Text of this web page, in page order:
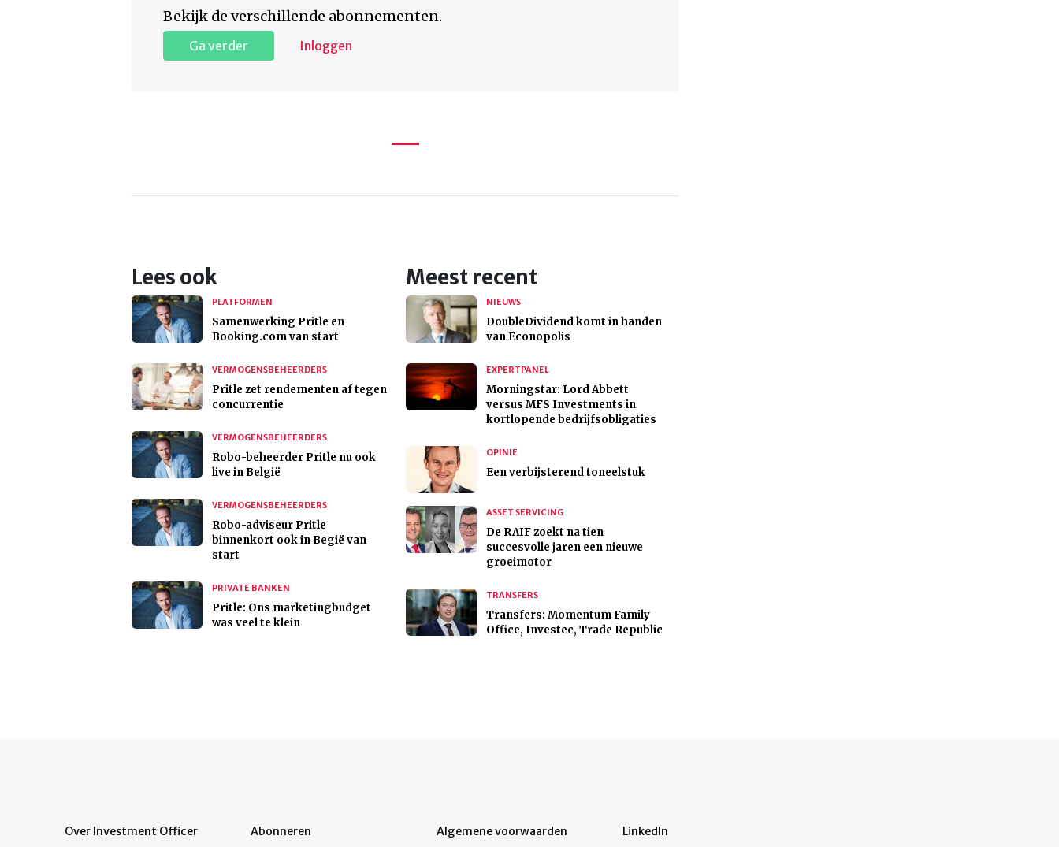
Bekijk de verschillende abonnementen.
Ga verder Inloggen
Lees ook
PLATFORMEN
Samenwerking Pritle en
Booking.com van start
VERMOGENSBEHEERDERS
Pritle zet rendementen af tegen
concurrentie
VERMOGENSBEHEERDERS
Robo-beheerder Pritle nu ook
live in België
VERMOGENSBEHEERDERS
Robo-adviseur Pritle
binnenkort ook in Begië van
start
PRIVATE BANKEN
Pritle: Ons marketingbudget
was veel te klein
Meest recent
NIEUWS
DoubleDividend komt in handen
van Econopolis
EXPERTPANEL
Morningstar: Lord Abbett
versus MFS Investments in
kortlopende bedrijfsobligaties
OPINIE
Een verbijsterend toneelstuk
ASSET SERVICING
De RAIF zoekt na tien
succesvolle jaren een nieuwe
groeimotor
TRANSFERS
Transfers: Momentum Family
Office, Investec, Trade Republic
Over Investment Officer Abonneren Algemene voorwaarden LinkedIn